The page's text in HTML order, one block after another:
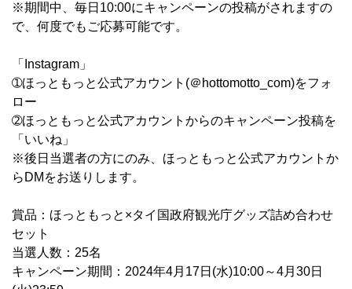
※期間中、毎日10:00にキャンペーンの投稿がされますの
で、何度でもご応募可能です。
「Instagram」
➀ほっともっと公式アカウント(＠hottomotto_com)をフォ
ロー
➁ほっともっと公式アカウントからのキャンペーン投稿を
「いいね」
※後日当選者の方にのみ、ほっともっと公式アカウントか
らDMをお送りします。
賞品：ほっともっと×タイ国政府観光庁グッズ詰め合わせ
セット
当選人数：25名
キャンペーン期間：2024年4月17日(水)10:00～4月30日